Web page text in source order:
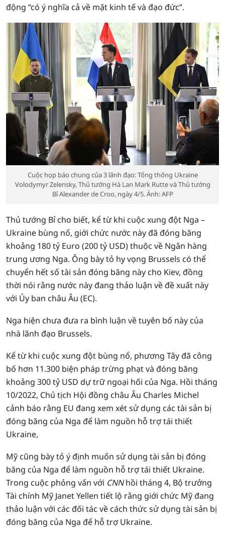
động “có ý nghĩa cả về mặt kinh tế và đạo đức”.
Cuộc họp báo chung của 3 lãnh đạo: Tổng thống Ukraine
Volodymyr Zelensky, Thủ tướng Hà Lan Mark Rutte và Thủ tướng
Bỉ Alexander de Croo, ngày 4/5. Ảnh: AFP
Thủ tướng Bỉ cho biết, kể từ khi cuộc xung đột Nga –
Ukraine bùng nổ, giới chức nước này đã đóng băng
khoảng 180 tỷ Euro (200 tỷ USD) thuộc về Ngân hàng
trung ương Nga. Ông bày tỏ hy vọng Brussels có thể
chuyển hết số tài sản đóng băng này cho Kiev, đồng
thời nói rằng nước này đang thảo luận về đề xuất này
với Ủy ban châu Âu (EC).
Nga hiện chưa đưa ra bình luận về tuyên bố này của
nhà lãnh đạo Brussels.
Kể từ khi cuộc xung đột bùng nổ, phương Tây đã công
bố hơn 11.300 biện pháp trừng phạt và đóng băng
khoảng 300 tỷ USD dự trữ ngoại hối của Nga. Hồi tháng
10/2022, Chủ tịch Hội đồng châu Âu Charles Michel
cảnh báo rằng EU đang xem xét sử dụng các tài sản bị
đóng băng của Nga để làm nguồn hỗ trợ tái thiết
Ukraine,
Mỹ cũng bày tỏ ý định muốn sử dụng tài sản bị đóng
băng của Nga để làm nguồn hỗ trợ tái thiết Ukraine.
Trong cuộc phỏng vấn với CNNhồi tháng 4, Bộ trưởng
Tài chính Mỹ Janet Yellen tiết lộ rằng giới chức Mỹ đang
thảo luận với các đối tác về cách thức sử dụng tài sản bị
đóng băng của Nga để hỗ trợ Ukraine.